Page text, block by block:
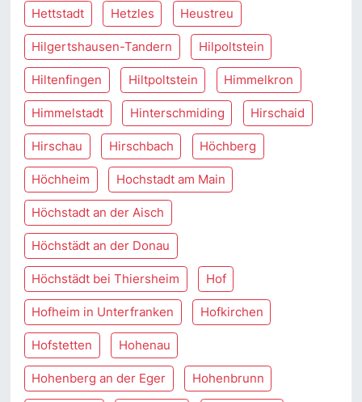
Hettstadt Hetzles Heustreu
Hilgertshausen-Tandern Hilpoltstein
Hiltenfingen Hiltpoltstein Himmelkron
Himmelstadt Hinterschmiding Hirschaid
Hirschau Hirschbach Höchberg
Höchheim Hochstadt am Main
Höchstadt an der Aisch
Höchstädt an der Donau
Höchstädt bei Thiersheim Hof
Hofheim in Unterfranken Hofkirchen
Hofstetten Hohenau
Hohenberg an der Eger Hohenbrunn